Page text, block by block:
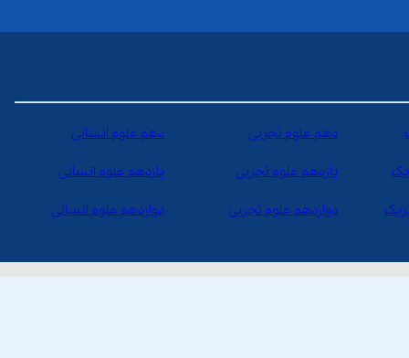
دهم علوم تجربی دهم علوم انسانی
یازدهم علوم تجربی یازدهم علوم انسانی
دوازدهم علوم تجربی دوازدهم علوم انسانی